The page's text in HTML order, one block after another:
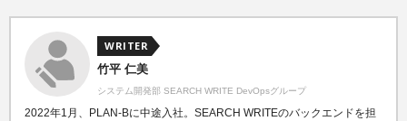
WRITER
竹平 仁美
システム開発部 SEARCH WRITE DevOpsグループ
2022年1月、PLAN-Bに中途入社。SEARCH WRITEのバックエンドを担